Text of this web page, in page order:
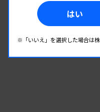
はい
※「いいえ」を選択した場合は